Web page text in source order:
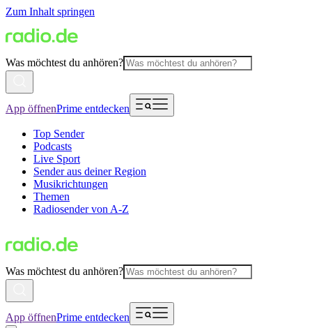
Zum Inhalt springen
Was möchtest du anhören?
App öffnenPrime entdecken
Top Sender
Podcasts
Live Sport
Sender aus deiner Region
Musikrichtungen
Themen
Radiosender von A-Z
Was möchtest du anhören?
App öffnenPrime entdecken